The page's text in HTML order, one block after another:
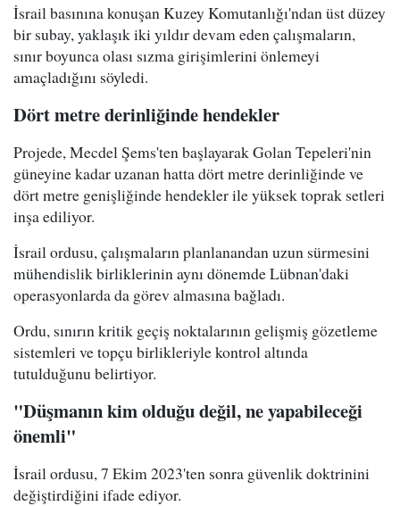
İsrail basınına konuşan Kuzey Komutanlığı'ndan üst düzey
bir subay, yaklaşık iki yıldır devam eden çalışmaların,
sınır boyunca olası sızma girişimlerini önlemeyi
amaçladığını söyledi.
Dört metre derinliğinde hendekler
Projede, Mecdel Şems'ten başlayarak Golan Tepeleri'nin
güneyine kadar uzanan hatta dört metre derinliğinde ve
dört metre genişliğinde hendekler ile yüksek toprak setleri
inşa ediliyor.
İsrail ordusu, çalışmaların planlanandan uzun sürmesini
mühendislik birliklerinin aynı dönemde Lübnan'daki
operasyonlarda da görev almasına bağladı.
Ordu, sınırın kritik geçiş noktalarının gelişmiş gözetleme
sistemleri ve topçu birlikleriyle kontrol altında
tutulduğunu belirtiyor.
"Düşmanın kim olduğu değil, ne yapabileceği
önemli"
İsrail ordusu, 7 Ekim 2023'ten sonra güvenlik doktrinini
değiştirdiğini ifade ediyor.